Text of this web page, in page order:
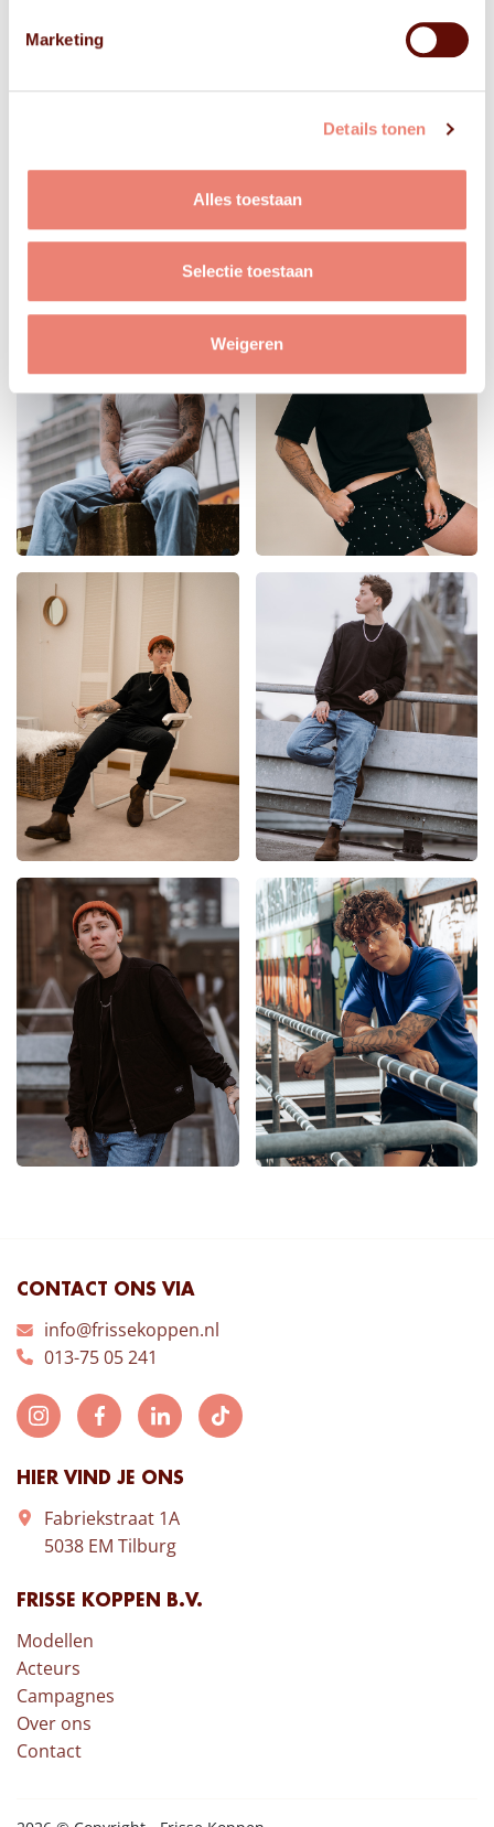
Marketing
Details tonen
Alles toestaan
Selectie toestaan
Weigeren
CONTACT ONS VIA
info@frissekoppen.nl
013-75 05 241
HIER VIND JE ONS
Fabriekstraat 1A
5038 EM Tilburg
FRISSE KOPPEN B.V.
Modellen
Acteurs
Campagnes
Over ons
Contact